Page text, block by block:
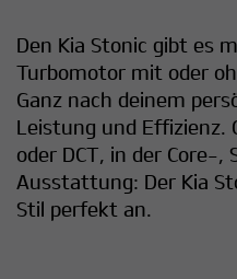
Den Kia Stonic gibt es
Turbomotor mit oder
Ganz nach deinem
Leistung und Effizienz.
oder DCT, in der Core-
Ausstattung: Der Kia
Stil perfekt an.